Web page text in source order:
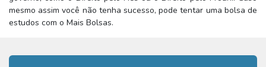
Enem – Como se preparar
Enem – Cartilha redação
SISU – Como se inscrever
SISU – Universidades participantes
Prouni – Quem pode participar
Fies – O que é
PRONATEC
SISUTEC
mesmo assim você não tenha sucesso, pode tentar uma bolsa de
estudos com o Mais Bolsas.